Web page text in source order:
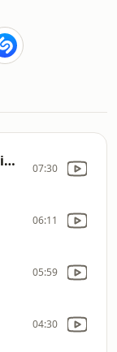
8favoritakilatesfavoritamiafavorita 07:30
06:11
05:59
04:30